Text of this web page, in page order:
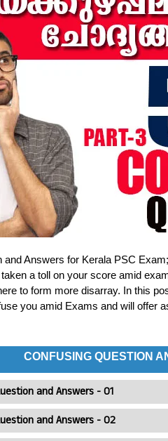
and Answers for Kerala PSC
a toll on your score amid
to form more disarray. In this
you amid Exams and will offer
CONFUSING QUESTION
and Answers - 01
and Answers - 02